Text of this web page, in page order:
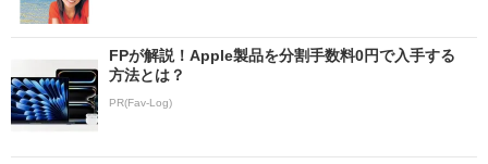
FPが解説！Apple製品を分割手数料0円で入手する
方法とは？
PR(Fav-Log)